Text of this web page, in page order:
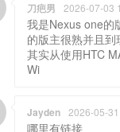
刀疤男 2026-07-03
我是Nexus one的
的版主很熟并且到
其实从使用HTC
Wi
Jayden 2026-05-
哪里有链接